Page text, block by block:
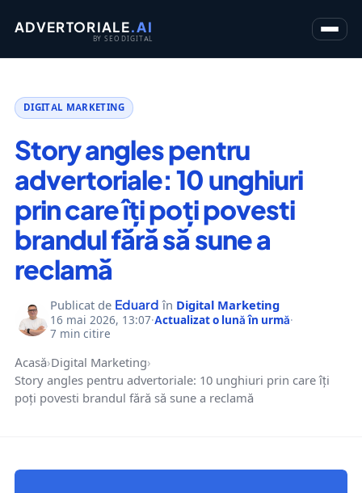
ADVERTORIALE.AI
BY SEO DIGITAL
DIGITAL MARKETING
Story angles pentru
advertoriale: 10 unghiuri
prin care îți poți povesti
brandul fără să sune a
reclamă
Publicat de Eduard în Digital Marketing
16 mai 2026, 13:07·Actualizat o lună în urmă·
7 min citire
Acasă›Digital Marketing›
Story angles pentru advertoriale: 10 unghiuri prin care îți
poți povesti brandul fără să sune a reclamă